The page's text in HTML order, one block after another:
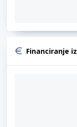
Financiranje